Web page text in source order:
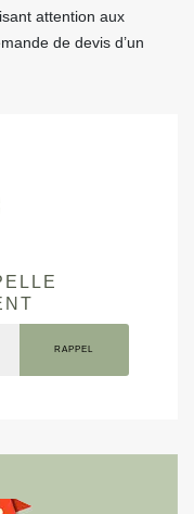
attention aux
de devis d’un